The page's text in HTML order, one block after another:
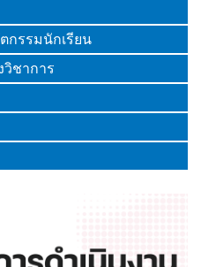
กรรมนักเรียน
วิชาการ